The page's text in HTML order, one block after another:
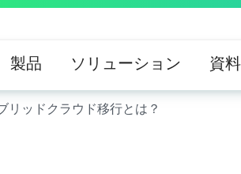
製品 ソリューション 資料
リッドクラウド移行とは？